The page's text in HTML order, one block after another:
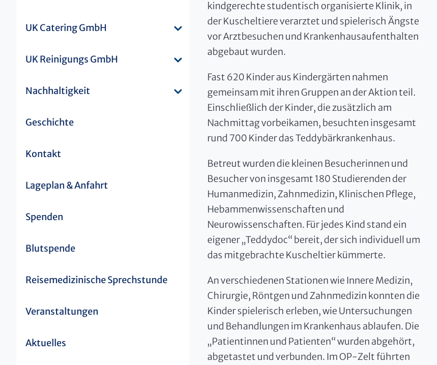
UK Catering GmbH
UK Reinigungs GmbH
Nachhaltigkeit
Geschichte
Kontakt
Lageplan & Anfahrt
Spenden
Blutspende
Reisemedizinische Sprechstunde
Veranstaltungen
Aktuelles
kindgerechte studentisch organisierte Klinik, in
der Kuscheltiere verarztet und spielerisch Ängste
vor Arztbesuchen und Krankenhausaufenthalten
abgebaut wurden.
Fast 620 Kinder aus Kindergärten nahmen
gemeinsam mit ihren Gruppen an der Aktion teil.
Einschließlich der Kinder, die zusätzlich am
Nachmittag vorbeikamen, besuchten insgesamt
rund 700 Kinder das Teddybärkrankenhaus.
Betreut wurden die kleinen Besucherinnen und
Besucher von insgesamt 180 Studierenden der
Humanmedizin, Zahnmedizin, Klinischen Pflege,
Hebammenwissenschaften und
Neurowissenschaften. Für jedes Kind stand ein
eigener „Teddydoc“ bereit, der sich individuell um
das mitgebrachte Kuscheltier kümmerte.
An verschiedenen Stationen wie Innere Medizin,
Chirurgie, Röntgen und Zahnmedizin konnten die
Kinder spielerisch erleben, wie Untersuchungen
und Behandlungen im Krankenhaus ablaufen. Die
„Patientinnen und Patienten“ wurden abgehört,
abgetastet und verbunden. Im OP-Zelt führten